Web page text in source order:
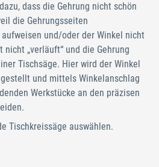
dass die Gehrung nicht schön
die Gehrungsseiten
und/oder der Winkel nicht
„verläuft“ und die Gehrung
Tischsäge. Hier wird der Winkel
und mittels Winkelanschlag
Werkstücke an den präzisen
Tischkreissäge auswählen.